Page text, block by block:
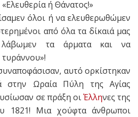
ή Θάνατος!»
όλοι ή να ελευθερωθώμεν
από όλα τα δίκαιά μας
λάβωμεν τα άρματα και να
αυτό ορκίστηκαν
στην Ωραία Πύλη της Αγίας
σε πράξη οιΈλληνες της
1821! Μια χούφτα άνθρωποι